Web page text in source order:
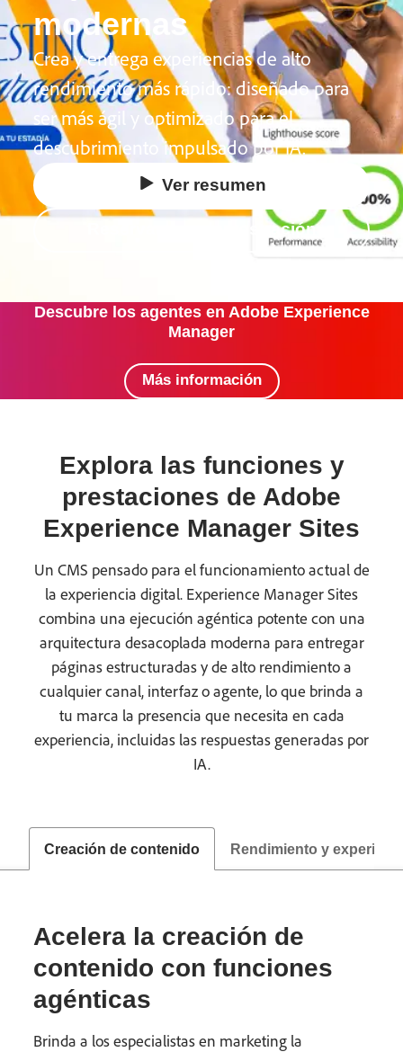
Empezar
modernas
Crea y entrega experiencias de alto
rendimiento más rápido: diseñado para
ser más ágil y optimizado para el
descubrimiento impulsado por IA.
Ver resumen
Reservar una demostración
Descubre los agentes en Adobe Experience
Manager
Más información
Explora las funciones y
prestaciones de Adobe
Experience Manager Sites
Un CMS pensado para el funcionamiento actual de
la experiencia digital. Experience Manager Sites
combina una ejecución agéntica potente con una
arquitectura desacoplada moderna para entregar
páginas estructuradas y de alto rendimiento a
cualquier canal, interfaz o agente, lo que brinda a
tu marca la presencia que necesita en cada
experiencia, incluidas las respuestas generadas por
IA.
Creación de contenido Rendimiento y
Acelera la creación de
contenido con funciones
agénticas
Brinda a los especialistas en marketing la